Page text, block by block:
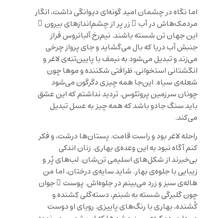
اما نگاه در چشمان امید گونه‌ای دیوانگی داشت، انگار
مردمک‌هاش در آب ِ زر پر از چشم‌اندازهای بیرون ِ
این جهان تن شسته باشند. نیم‌رخ آلباتروس فراز
جنبش آب دریا که بال می‌گشاید و جای پرواز چرخی
می‌زند و تبدیل می‌شود به نیمف با پایین‌تنه‌ی لاغر و
انگشتانی استخوانی، ظرافتی شکننده و موها چون
شعله‌ی سیاه. این‌جا همه‌ چیزی دگرگون می‌شود
چونان سرزمین پروتئوس. تردید نداشتم که این عشق
باید سنگ جادو باشد که همه چیز به عسل تبدیل
می‌کند.
راحله لاغر بود و راست قامت. پستان‌ها درشت، و فکر
کنم آگاه نبود به این وعده‌ی بهاری. زنان اندکی
بی‌خبرند از شکل‌های اسلیمی تن‌شان. لب‌های پُر و
زیبایی با جلوه‌ی بهار. شاید سایه‌ی درختان، اما من
هاله‌ی سبز و زرد می‌بینم در جلوه‌اش. پوست ِ جوان
چون گلبرگی شسته به شبنم، دسته‌گلی کِشنده و
کُشنده، بهاری با رنگ‌های پاییزی. رویای او دوست